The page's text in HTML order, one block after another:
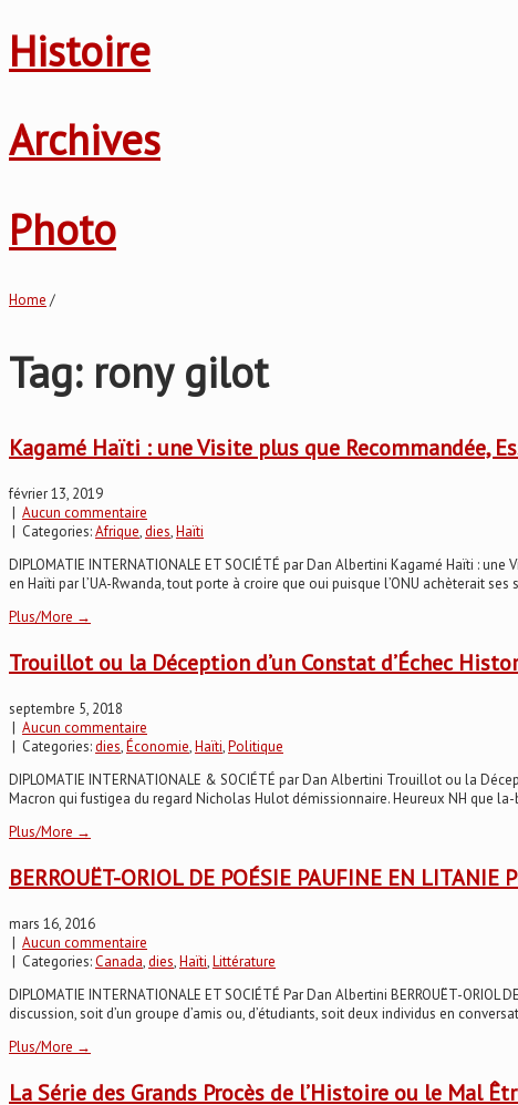
Histoire
Archives
Photo
Home /
Tag: rony gilot
Kagamé Haïti : une Visite plus que Recommandée,
février 13, 2019
| Aucun commentaire
| Categories:Afrique,dies,Haïti
DIPLOMATIE INTERNATIONALE ET SOCIÉTÉ par Dan Albertini Kagamé Haïti :
en Haïti par l’UA-Rwanda, tout porte à croire que oui puisque l’ONU achèterait
Plus/More →
Trouillot ou la Déception d’un Constat d’Échec
septembre 5, 2018
| Aucun commentaire
| Categories:dies,Économie,Haïti,Politique
DIPLOMATIE INTERNATIONALE & SOCIÉTÉ par Dan Albertini Trouillot ou la
Macron qui fustigea du regard Nicholas Hulot démissionnaire. Heureux NH que
Plus/More →
BERROUËT-ORIOL DE POÉSIE PAUFINE EN LITANIE
mars 16, 2016
| Aucun commentaire
| Categories:Canada,dies,Haïti,Littérature
DIPLOMATIE INTERNATIONALE ET SOCIÉTÉ Par Dan Albertini BERROUËT-
discussion, soit d’un groupe d’amis ou, d’étudiants, soit deux individus en
Plus/More →
La Série des Grands Procès de l’Histoire ou le Mal